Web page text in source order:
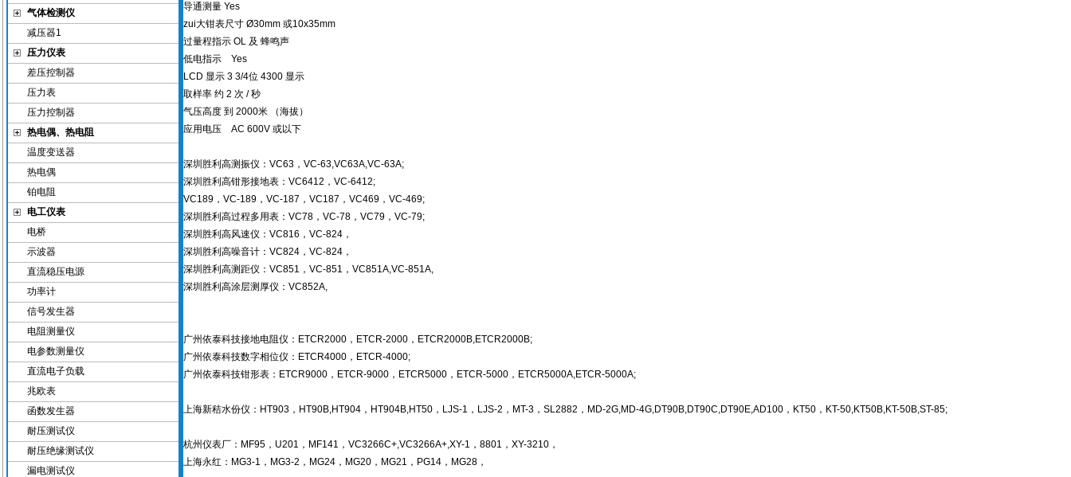
气体检测仪
减压器1
压力仪表
差压控制器
压力表
压力控制器
热电偶、热电阻
温度变送器
热电偶
铂电阻
电工仪表
电桥
示波器
直流稳压电源
功率计
信号发生器
电阻测量仪
电参数测量仪
直流电子负载
兆欧表
函数发生器
耐压测试仪
耐压绝缘测试仪
漏电测试仪
导通测量 Yes
zui大钳表尺寸 Ø30mm 或10x35mm
过量程指示 OL 及 蜂鸣声
低电指示 Yes
LCD 显示 3 3/4位 4300 显示
取样率 约 2 次 / 秒
气压高度 到 2000米 （海拔）
应用电压 AC 600V 或以下
深圳胜利高测振仪：VC63，VC-63,VC63A,VC-63A;
深圳胜利高钳形接地表：VC6412，VC-6412;
VC189，VC-189，VC-187，VC187，VC469，VC-469;
深圳胜利高过程多用表：VC78，VC-78，VC79，VC-79;
深圳胜利高风速仪：VC816，VC-824，
深圳胜利高噪音计：VC824，VC-824，
深圳胜利高测距仪：VC851，VC-851，VC851A,VC-851A,
深圳胜利高涂层测厚仪：VC852A,
广州依泰科技接地电阻仪：ETCR2000，ETCR-2000，ETCR2000B,ETCR2000B;
广州依泰科技数字相位仪：ETCR4000，ETCR-4000;
广州依泰科技钳形表：ETCR9000，ETCR-9000，ETCR5000，ETCR-5000，ETCR5000A,ETCR-5000A;
上海新秸水份仪：HT903，HT90B,HT904，HT904B,HT50，LJS-1，LJS-2，MT-3，SL2882，MD-2G,MD-4G,DT90B,DT90C,DT90E,AD100，KT50，KT-50,KT50B,KT-50B,ST-85;
杭州仪表厂：MF95，U201，MF141，VC3266C+,VC3266A+,XY-1，8801，XY-3210，
上海永红：MG3-1，MG3-2，MG24，MG20，MG21，PG14，MG28，